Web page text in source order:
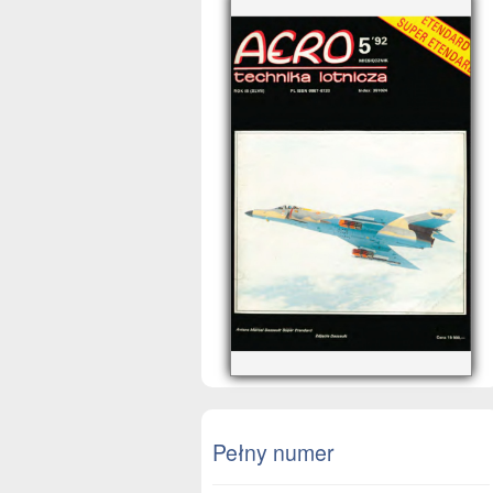
Pełny numer